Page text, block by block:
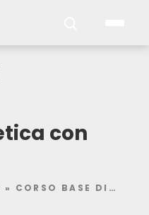
con
» CORSO BASE DI SIMULAZIONE ELETTROMAGNETICA CON ANSYS HFSS